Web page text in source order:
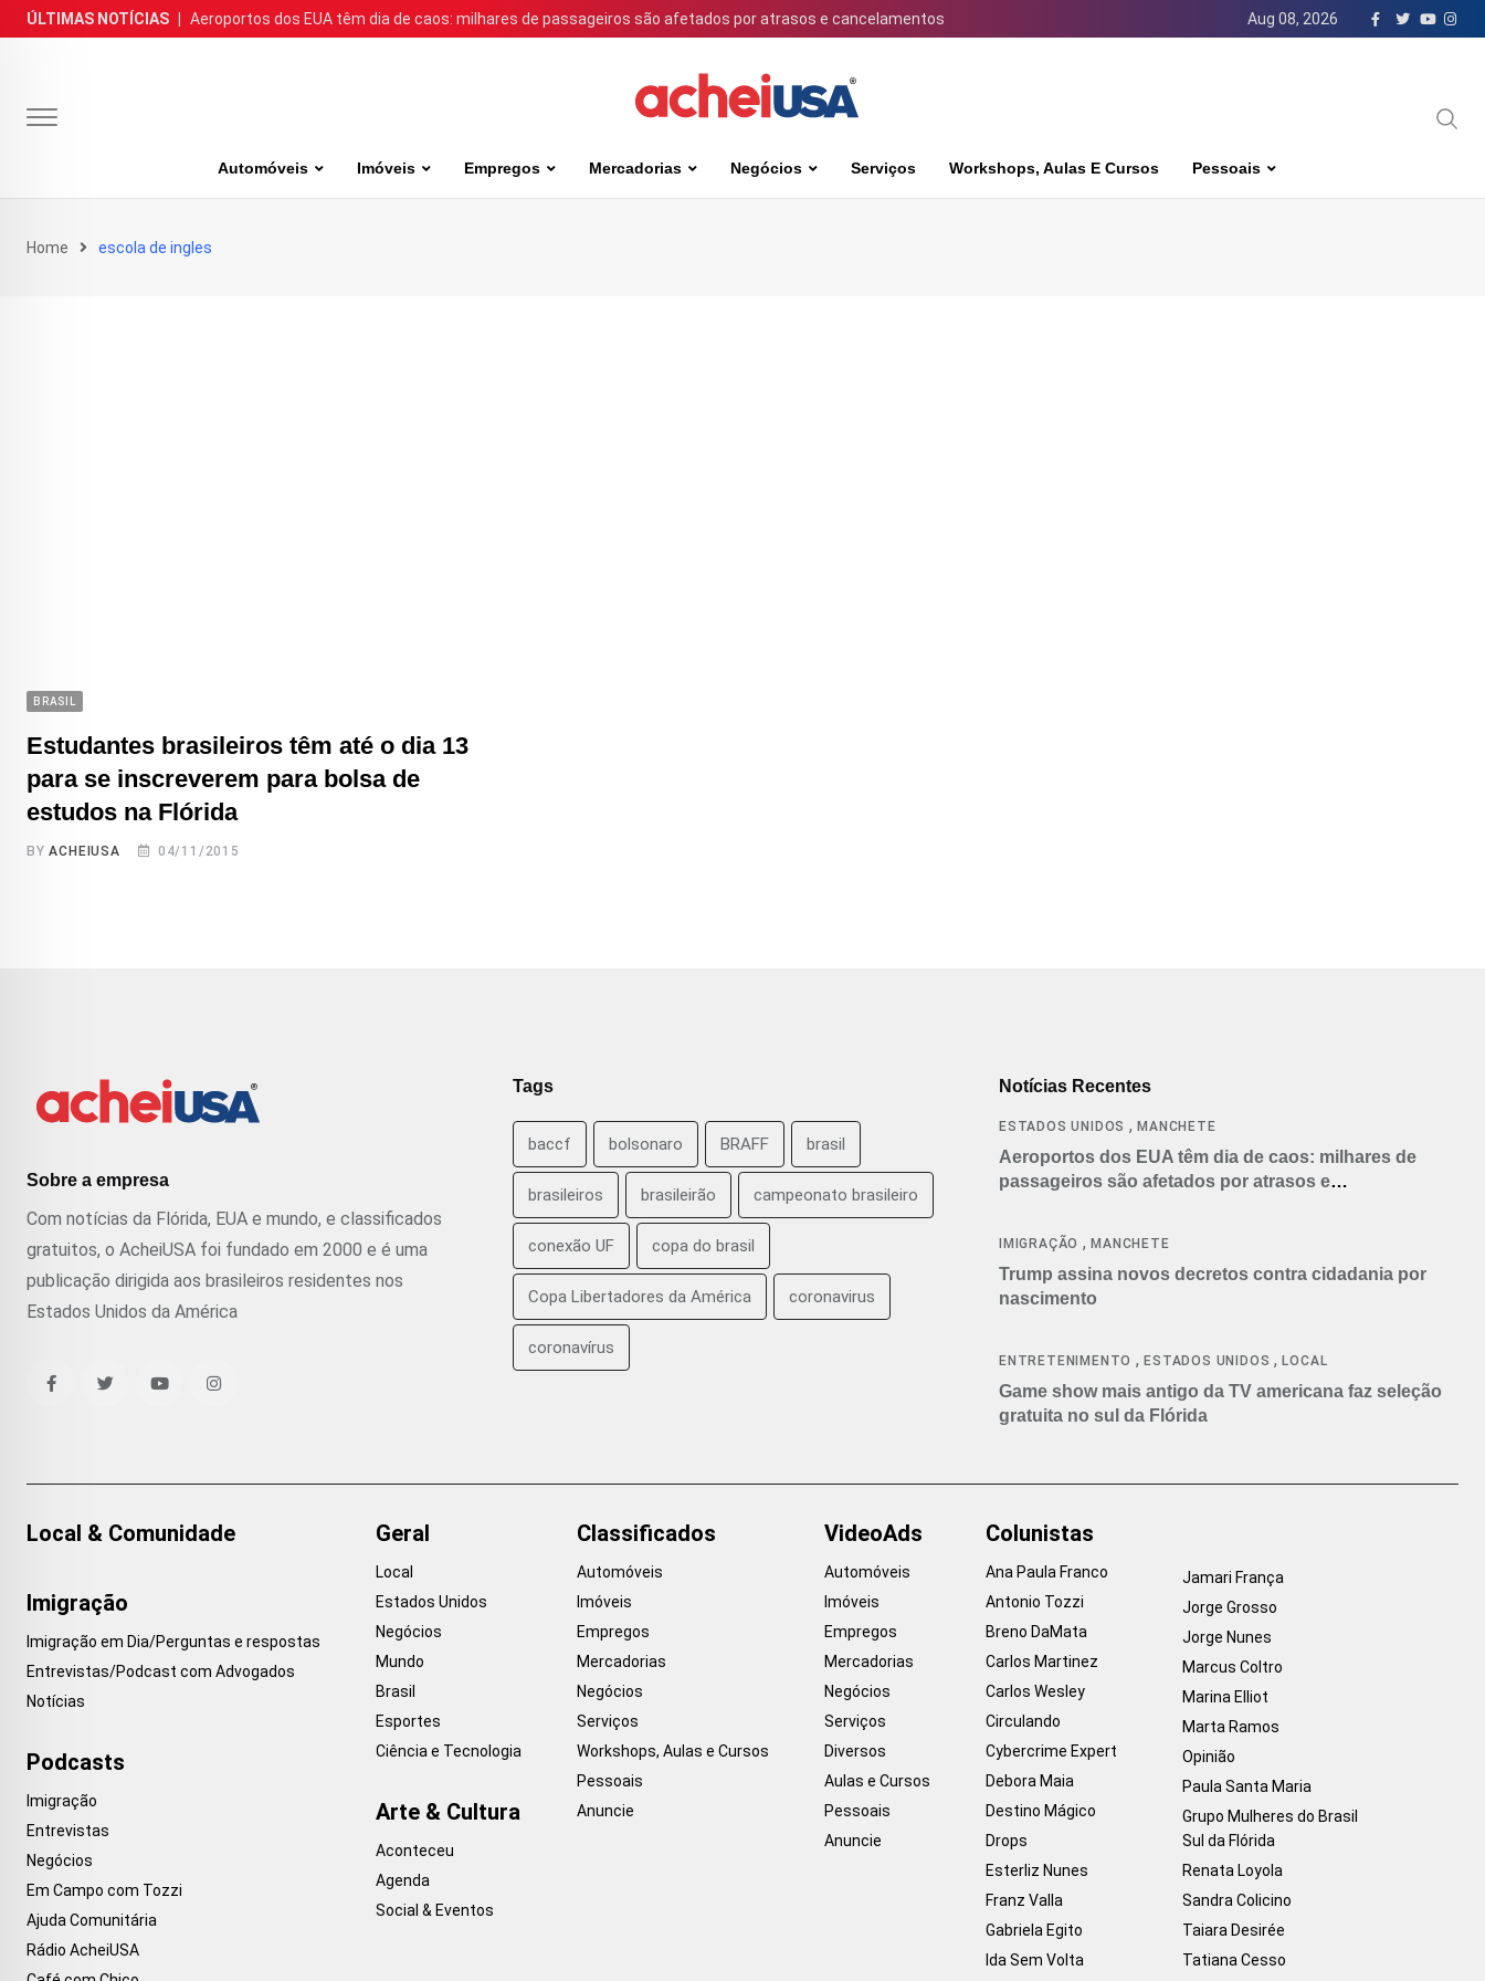
Skip
to
ÚLTIMAS NOTÍCIAS Aeroportos dos EUA têm dia de caos: milhares de passageiros são afetados por atrasos e cancelamentos Aug 08, 2026
Automóveis Imóveis Empregos Mercadorias Negócios Serviços Workshops, Aulas E Cursos Pessoais
Home escola de ingles
BRASIL
Estudantes brasileiros têm até o dia 13
para se inscreverem para bolsa de
estudos na Flórida
BYACHEIUSA 04/11/2015
Sobre a empresa
Com notícias da Flórida, EUA e mundo, e classificados
gratuitos, o AcheiUSA foi fundado em 2000 e é uma
publicação dirigida aos brasileiros residentes nos
Estados Unidos da América
Tags
baccf bolsonaro BRAFF brasil
brasileiros brasileirão campeonato brasileiro
conexão UF copa do brasil
Copa Libertadores da América coronavirus
coronavírus
Notícias Recentes
ESTADOS UNIDOS ,MANCHETE
Aeroportos dos EUA têm dia de caos: milhares de
passageiros são afetados por atrasos e
IMIGRAÇÃO ,MANCHETE
Trump assina novos decretos contra cidadania por
nascimento
ENTRETENIMENTO ,ESTADOS UNIDOS ,LOCAL
Game show mais antigo da TV americana faz seleção
gratuita no sul da Flórida
Local & Comunidade
Imigração
Imigração em Dia/Perguntas e respostas
Entrevistas/Podcast com Advogados
Notícias
Podcasts
Imigração
Entrevistas
Negócios
Em Campo com Tozzi
Ajuda Comunitária
Rádio AcheiUSA
Geral
Local
Estados Unidos
Negócios
Mundo
Brasil
Esportes
Ciência e Tecnologia
Arte & Cultura
Aconteceu
Agenda
Social & Eventos
Classificados
Automóveis
Imóveis
Empregos
Mercadorias
Negócios
Serviços
Workshops, Aulas e Cursos
Pessoais
Anuncie
VideoAds
Automóveis
Imóveis
Empregos
Mercadorias
Negócios
Serviços
Diversos
Aulas e Cursos
Pessoais
Anuncie
Colunistas
Ana Paula Franco
Antonio Tozzi
Breno DaMata
Carlos Martinez
Carlos Wesley
Circulando
Cybercrime Expert
Debora Maia
Destino Mágico
Drops
Esterliz Nunes
Franz Valla
Gabriela Egito
Ida Sem Volta
Jamari França
Jorge Grosso
Jorge Nunes
Marcus Coltro
Marina Elliot
Marta Ramos
Opinião
Paula Santa Maria
Grupo Mulheres do Brasil
Sul da Flórida
Renata Loyola
Sandra Colicino
Taiara Desirée
Tatiana Cesso